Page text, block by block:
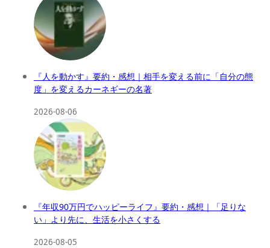
『人を動かす』要約・感想｜相手を変える前に「自分の態
度」を変えるカーネギーの名著
2026-08-06
『年収90万円でハッピーライフ』要約・感想｜「足りな
い」より先に、生活を小さくする
2026-08-05